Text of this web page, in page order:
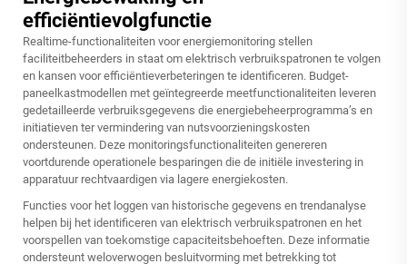
efficiëntievolgfunctie
Realtime-functionaliteiten voor energiemonitoring stellen
faciliteitbeheerders in staat om elektrisch verbruikspatronen te volgen
en kansen voor efficiëntieverbeteringen te identificeren. Budget-
paneelkastmodellen met geïntegreerde meetfunctionaliteiten leveren
gedetailleerde verbruiksgegevens die energiebeheerprogramma’s en
initiatieven ter vermindering van nutsvoorzieningskosten
ondersteunen. Deze monitoringsfunctionaliteiten genereren
voortdurende operationele besparingen die de initiële investering in
apparatuur rechtvaardigen via lagere energiekosten.
Functies voor het loggen van historische gegevens en trendanalyse
helpen bij het identificeren van elektrisch verbruikspatronen en het
voorspellen van toekomstige capaciteitsbehoeften. Deze informatie
ondersteunt weloverwogen besluitvorming met betrekking tot